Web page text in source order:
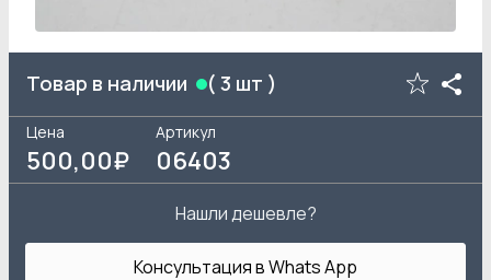
Товар в наличии ( 3 шт )
Цена
500,00₽
Артикул
06403
Нашли дешевле?
Консультация в Whats App